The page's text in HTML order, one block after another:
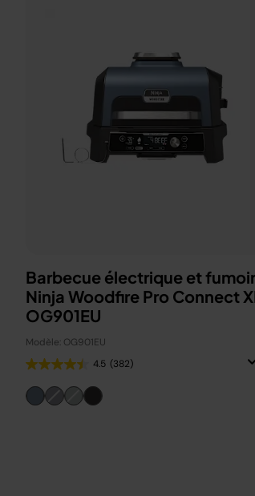
Barbecue électrique et fumoir
Ninja Woodfire Pro Connect
OG901EU
Modèle: OG901EU
4.5 (382)